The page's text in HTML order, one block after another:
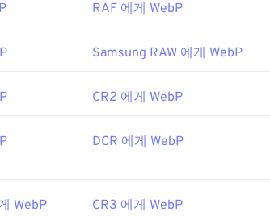
RAF 에게 WebP
Samsung RAW 에게 WebP
CR2 에게 WebP
DCR 에게 WebP
WebP CR3 에게 WebP